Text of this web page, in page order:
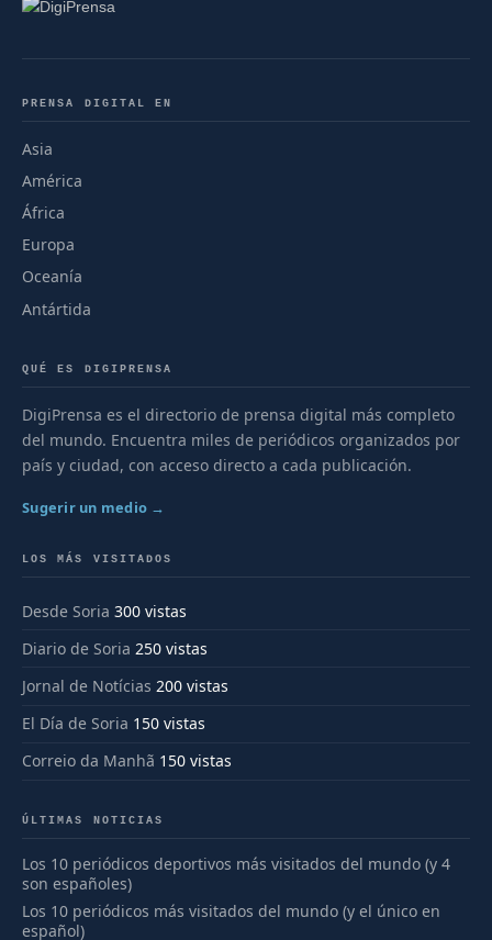
PRENSA DIGITAL EN
Asia
América
África
Europa
Oceanía
Antártida
QUÉ ES DIGIPRENSA
DigiPrensa es el directorio de prensa digital más completo
del mundo. Encuentra miles de periódicos organizados por
país y ciudad, con acceso directo a cada publicación.
Sugerir un medio →
LOS MÁS VISITADOS
Desde Soria 300 vistas
Diario de Soria 250 vistas
Jornal de Notícias 200 vistas
El Día de Soria 150 vistas
Correio da Manhã 150 vistas
ÚLTIMAS NOTICIAS
Los 10 periódicos deportivos más visitados del mundo (y 4
son españoles)
Los 10 periódicos más visitados del mundo (y el único en
español)